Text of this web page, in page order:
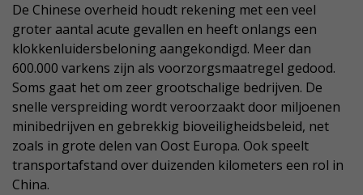
De Chinese overheid houdt rekening met een veel
groter aantal acute gevallen en heeft onlangs een
klokkenluidersbeloning aangekondigd. Meer dan
600.000 varkens zijn als voorzorgsmaatregel gedood.
Soms gaat het om zeer grootschalige bedrijven. De
snelle verspreiding wordt veroorzaakt door miljoenen
minibedrijven en gebrekkig bioveiligheidsbeleid, net
zoals in grote delen van Oost Europa. Ook speelt
transportafstand over duizenden kilometers een rol in
China.